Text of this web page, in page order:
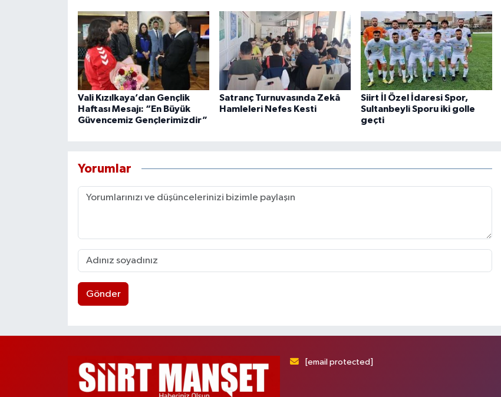
Vali Kızılkaya’dan Gençlik
Haftası Mesajı: “En Büyük
Güvencemiz Gençlerimizdir”
Satranç Turnuvasında Zekâ
Hamleleri Nefes Kesti
Siirt İl Özel İdaresi Spor,
Sultanbeyli Sporu iki golle
geçti
Yorumlar
Gönder
[email protected]